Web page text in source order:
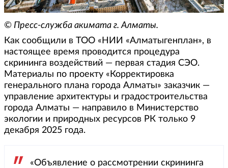
© Пресс-служба акимата г. Алматы.
Как сообщили в ТОО «НИИ «Алматыгенплан», в
настоящее время проводится процедура
скрининга воздействий — первая стадия СЭО.
Материалы по проекту «Корректировка
генерального плана города Алматы» заказчик —
управление архитектуры и градостроительства
города Алматы — направило в Министерство
экологии и природных ресурсов РК только 9
декабря 2025 года.
«Объявление о рассмотрении скрининга